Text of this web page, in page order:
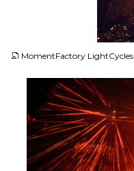
MomentFactory